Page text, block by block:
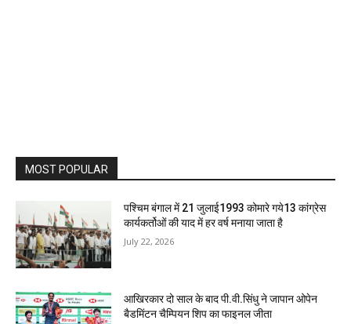
MOST POPULAR
पश्चिम बंगाल में 21 जुलाई1993 कोमारे गये13 कांग्रेस
कार्यकर्तोओं की याद में हर वर्ष मनाया जाता है
July 22, 2026
आखिरकार दो साल के बाद पी.वी.सिंधु ने जापान ओपेन
बैडमिंटन चैम्पियन शिप का फाइनल जीता